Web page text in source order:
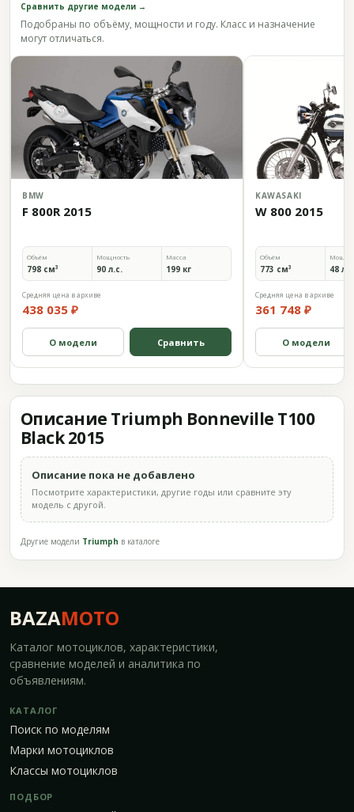
Сравнить другие модели →
Подобраны по объёму, мощности и году. Класс и назначение
могут отличаться.
BMW
F 800R 2015
Объём
798 см³
Мощность
90 л.с.
Масса
199 кг
Средняя цена в архиве
438 035 ₽
О модели Сравнить
KAWASAKI
W 800 2015
Объём
773 см³ 48
Средняя цена в архиве
361 748 ₽
О модели
Описание Triumph Bonneville T100
Black 2015
Описание пока не добавлено
Посмотрите характеристики, другие годы или сравните эту
модель с другой.
Другие модели Triumph в каталоге
BAZAMOTO
Каталог мотоциклов, характеристики,
сравнение моделей и аналитика по
объявлениям.
КАТАЛОГ
Поиск по моделям
Марки мотоциклов
Классы мотоциклов
ПОДБОР